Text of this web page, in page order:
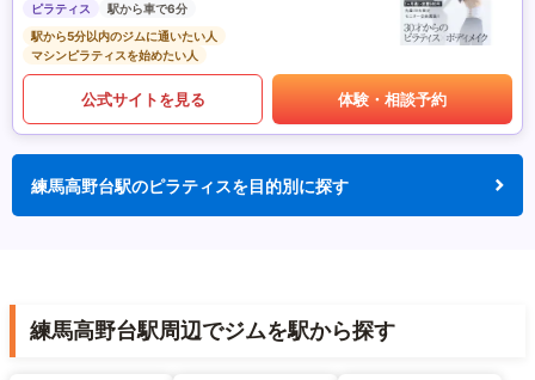
ピラティス
駅から車で6分
駅から5分以内のジムに通いたい人
マシンピラティスを始めたい人
公式サイトを見る 体験・相談予約
練馬高野台駅のピラティスを目的別に探す
練馬高野台駅周辺でジムを駅から探す